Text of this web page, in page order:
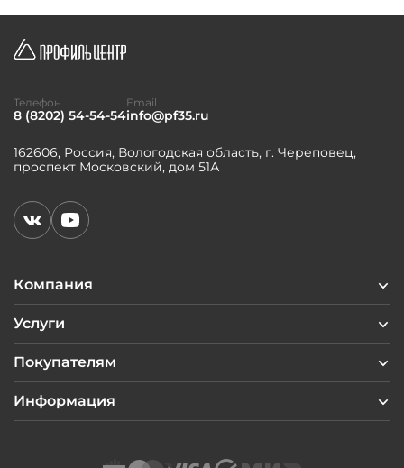
Компания
Услуги
Покупателям
Информация
162606, Россия, Вологодская область, г. Череповец,
проспект Московский, дом 51А
Телефон
8 (8202) 54-54-54
Email
info@pf35.ru